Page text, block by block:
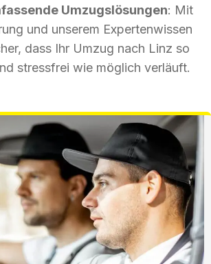
Umzugslösungen: Mit
und unserem Expertenwissen
dass Ihr Umzug nach Linz so
stressfrei wie möglich verläuft.